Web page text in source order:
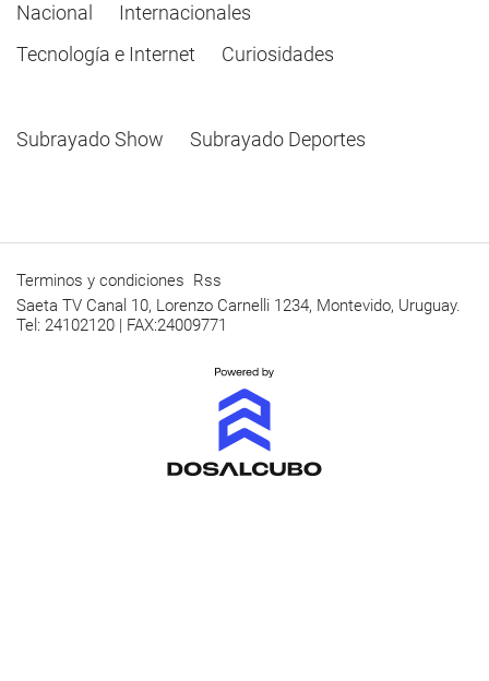
Nacional
Internacionales
Tecnología e Internet
Curiosidades
Subrayado Show Subrayado Deportes
Terminos y condiciones Rss
Saeta TV Canal 10, Lorenzo Carnelli 1234, Montevido, Uruguay.
Tel: 24102120 | FAX:24009771